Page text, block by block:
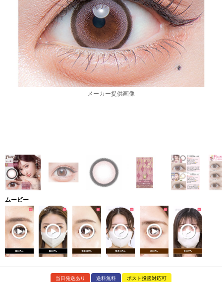
メーカー提供画像
ムービー
当日発送あり 送料無料 ポスト投函対応可